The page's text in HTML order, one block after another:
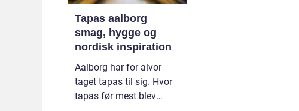
Tapas aalborg
smag, hygge og
nordisk inspiration
Aalborg har for alvor
taget tapas til sig. Hvor
tapas før mest blev